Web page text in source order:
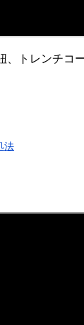
、トレンチ
法